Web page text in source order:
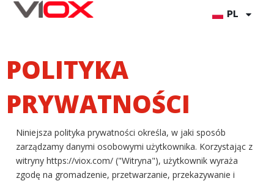
Przejdź
PL
POLITYKA
PRYWATNOŚCI
Niniejsza polityka prywatności określa, w jaki sposób
zarządzamy danymi osobowymi użytkownika. Korzystając z
witryny https://viox.com/ ("Witryna"), użytkownik wyraża
zgodę na gromadzenie, przetwarzanie, przekazywanie i